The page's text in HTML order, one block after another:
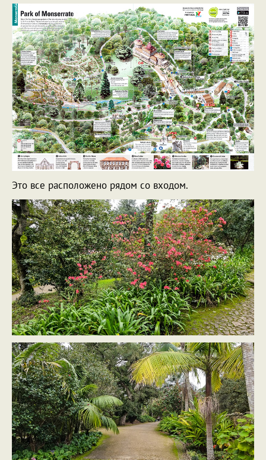
Это все расположено рядом со входом.